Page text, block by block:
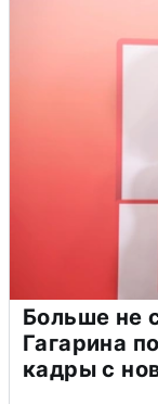
Больше не
Гагарина
кадры с